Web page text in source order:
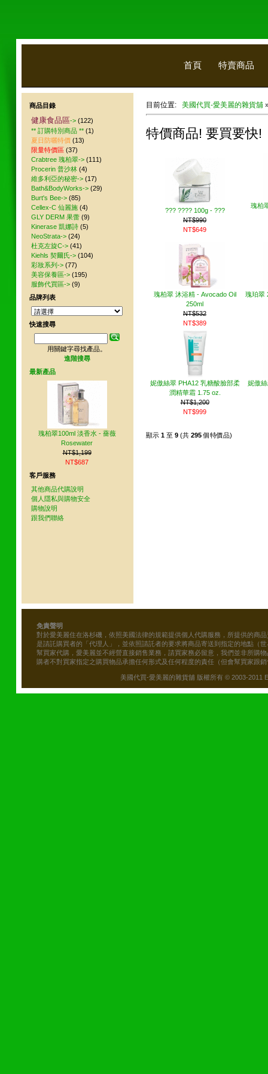
首頁 特賣商品
目前位置: 美國代買-愛美麗的雜貨舖
特價商品! 要買要快!
??? ???? 100g - ???
NT$990
NT$649
瑰柏
瑰柏翠 沐浴精 - Avocado Oil
250ml
NT$532
NT$389
瑰珀翠
妮傲絲翠 PHA12 乳糖酸臉部柔
潤精華霜 1.75 oz.
NT$1,200
NT$999
妮傲
顯示 1 至 9 (共 295個特價品)
商品目錄
健康食品區-> (122)
** 訂購特別商品 ** (1)
夏日防曬特價 (13)
限量特價區 (37)
Crabtree 瑰柏翠-> (111)
Procerin 普沙林 (4)
維多利亞的秘密-> (17)
Bath&BodyWorks-> (29)
Burt's Bee-> (85)
Cellex-C 仙麗施 (4)
GLY DERM 果蕾 (9)
Kinerase 凱娜詩 (5)
NeoStrata-> (24)
杜克左旋C-> (41)
Kiehls 契爾氏-> (104)
彩妝系列-> (77)
美容保養區-> (195)
服飾代買區-> (9)
品牌列表
快速搜尋
用關鍵字尋找產品。
進階搜尋
最新產品
瑰柏翠100ml 淡香水 - 薔薇
Rosewater
NT$1,199
NT$687
客戶服務
其他商品代購說明
個人隱私與購物安全
購物說明
跟我們聯絡
免責聲明
對於愛美麗住在洛杉磯，依照美國法律的規範提供個人代購服務，所提供的商
是請託購買者的「代理人」，並依照請託者的要求將商品寄送到指定的地點（
幫買家代購，愛美麗並不經營直接銷售業務，請買家務必留意，我們並非所購
購者不對買家指定之購買物品承擔任何形式及任何程度的責任（但會幫買家跟
美國代買-愛美麗的雜貨舖 版權所有 © 2003-2011